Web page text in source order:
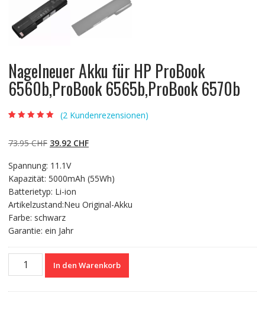
Nagelneuer Akku für HP ProBook
6560b,ProBook 6565b,ProBook 6570b
basierend auf
Kundenbewertun
(2 Kundenrezensionen)
73.95CHF Ursprünglicher
war:
73.95 CHF
39.92 CHFAktueller
39.92 CHF.
Spannung: 11.1V
Kapazität: 5000mAh (55Wh)
Batterietyp: Li-ion
Artikelzustand:Neu Original-Akku
Farbe: schwarz
Garantie: ein Jahr
Nagelneuer
In den Warenkorb